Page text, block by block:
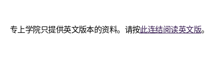
专上学院只提供英文版本的资料。请按此连结阅读英文版。